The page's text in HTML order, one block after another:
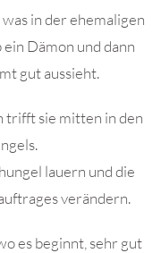
in der ehemaligen
Dämon und dann
gut aussieht.
trifft sie mitten in den
lauern und die
verändern.
es beginnt, sehr gut